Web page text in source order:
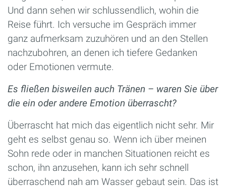
Und dann sehen wir schlussendlich, wohin die
Reise führt. Ich versuche im Gespräch immer
ganz aufmerksam zuzuhören und an den Stellen
nachzubohren, an denen ich tiefere Gedanken
oder Emotionen vermute.
Es fließen bisweilen auch Tränen – waren Sie über
die ein oder andere Emotion überrascht?
Überrascht hat mich das eigentlich nicht sehr. Mir
geht es selbst genau so. Wenn ich über meinen
Sohn rede oder in manchen Situationen reicht es
schon, ihn anzusehen, kann ich sehr schnell
überraschend nah am Wasser gebaut sein. Das ist